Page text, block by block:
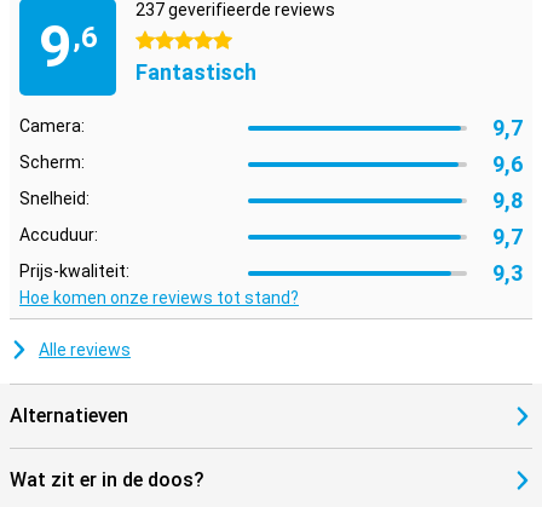
Conclusie
De OPPO Find X8 Pro 16GB/512GB Zwart combineert krachtige
hardware met geavanceerde software, wat resulteert in een
premium smartphone-ervaring. Of je nu een fanatieke fotograaf
bent, graag games speelt of gewoon op zoek bent naar een
betrouwbare en stijlvolle smartphone, de OPPO Find X8 Pro voldoet
aan al je verwachtingen.
9,6
237 geverifieerde reviews
5 sterren
Fantastisch
Camera: 9,7
Scherm: 9,6
Snelheid: 9,8
Accuduur: 9,7
Prijs-kwaliteit: 9,3
Hoe komen onze reviews tot stand?
Alle reviews
Alternatieven
Wat zit er in de doos?